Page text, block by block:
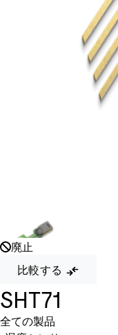
廃止
比較する
SHT71
全ての製品